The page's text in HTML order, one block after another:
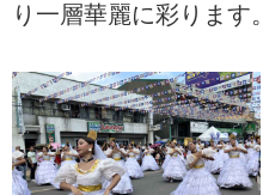
り一層華麗に彩ります。